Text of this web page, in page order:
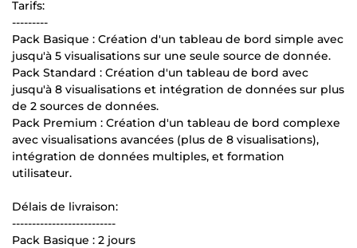
Tarifs:
---------
Pack Basique : Création d'un tableau de bord simple avec
jusqu'à 5 visualisations sur une seule source de donnée.
Pack Standard : Création d'un tableau de bord avec
jusqu'à 8 visualisations et intégration de données sur plus
de 2 sources de données.
Pack Premium : Création d'un tableau de bord complexe
avec visualisations avancées (plus de 8 visualisations),
intégration de données multiples, et formation
utilisateur.
Délais de livraison:
--------------------------
Pack Basique : 2 jours